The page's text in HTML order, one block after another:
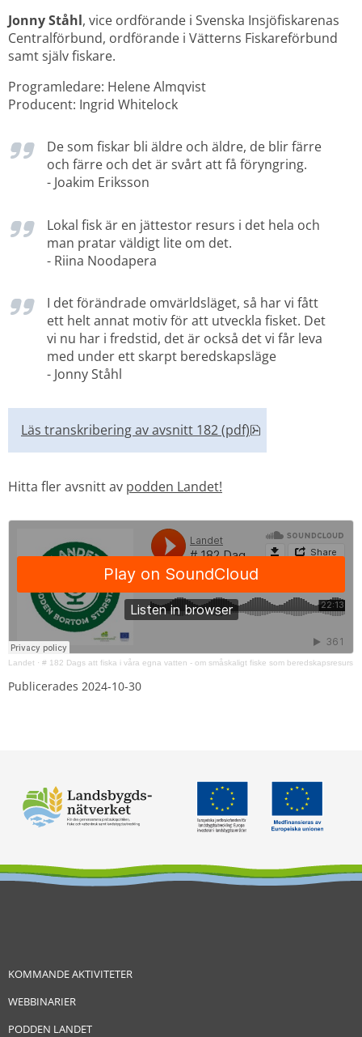
Jonny Ståhl, vice ordförande i Svenska Insjöfiskarenas
Centralförbund, ordförande i Vätterns Fiskareförbund
samt själv fiskare.
Programledare: Helene Almqvist
Producent: Ingrid Whitelock
De som fiskar bli äldre och äldre, de blir färre
och färre och det är svårt att få föryngring.
- Joakim Eriksson
Lokal fisk är en jättestor resurs i det hela och
man pratar väldigt lite om det.
- Riina Noodapera
I det förändrade omvärldsläget, så har vi fått
ett helt annat motiv för att utveckla fisket. Det
vi nu har i fredstid, det är också det vi får leva
med under ett skarpt beredskapsläge
- Jonny Ståhl
Läs transkribering av avsnitt 182 (pdf)
Hitta fler avsnitt av podden Landet!
Landet · # 182 Dags att fiska i våra egna vatten - om småskaligt fiske som beredskapsresurs
Publicerades 2024-10-30
KOMMANDE AKTIVITETER
WEBBINARIER
PODDEN LANDET